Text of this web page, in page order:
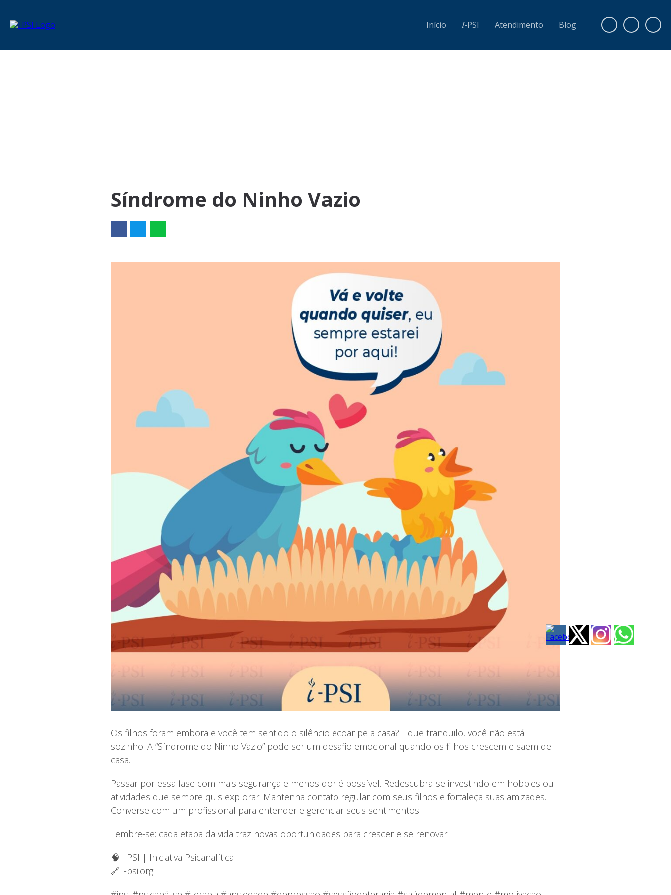
Início 𝐼-PSI Atendimento Blog
Síndrome do Ninho Vazio
Os filhos foram embora e você tem sentido o silêncio ecoar pela casa? Fique tranquilo, você não está
sozinho! A “Síndrome do Ninho Vazio” pode ser um desafio emocional quando os filhos crescem e saem de
casa.
Passar por essa fase com mais segurança e menos dor é possível. Redescubra-se investindo em hobbies ou
atividades que sempre quis explorar. Mantenha contato regular com seus filhos e fortaleça suas amizades.
Converse com um profissional para entender e gerenciar seus sentimentos.
Lembre-se: cada etapa da vida traz novas oportunidades para crescer e se renovar!
🧠 i-PSI | Iniciativa Psicanalítica
🔗 i-psi.org